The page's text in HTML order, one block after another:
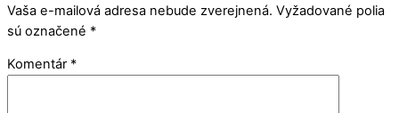
Vaša e-mailová adresa nebude zverejnená. Vyžadované polia
sú označené *
Komentár *